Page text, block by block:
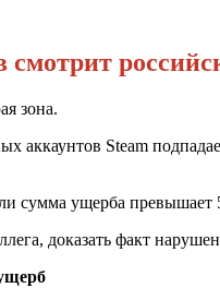
зона.
аккаунтов Steam
сумма ущерба превышает
доказать факт